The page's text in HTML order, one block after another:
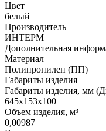
Цвет
белый
Производитель
ИНТЕРМ
Дополнительная
Материал
Полипропилен (ПП)
Габариты изделия
Габариты изделия, мм
645х153х100
Объем изделия, м³
0,00987